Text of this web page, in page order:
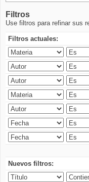
Filtros
Use filtros para refinar sus
Filtros actuales:
Nuevos filtros: